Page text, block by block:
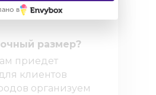
приедет
клиентов
организуем
размер?
в